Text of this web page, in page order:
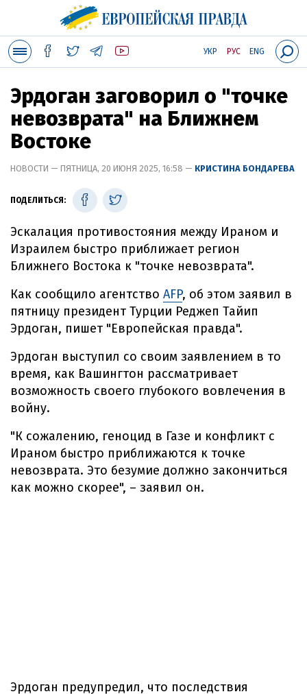
УКР РУС ENG
Эрдоган заговорил о "точке
невозврата" на Ближнем
Востоке
НОВОСТИ — ПЯТНИЦА, 20 ИЮНЯ 2025, 16:58 — КРИСТИНА БОНДАРЕВА
ПОДЕЛИТЬСЯ:
Эскалация противостояния между Ираном и
Израилем быстро приближает регион
Ближнего Востока к "точке невозврата".
Как сообщило агентство AFP, об этом заявил в
пятницу президент Турции Реджеп Тайип
Эрдоган, пишет "Европейская правда".
Эрдоган выступил со своим заявлением в то
время, как Вашингтон рассматривает
возможность своего глубокого вовлечения в
войну.
"К сожалению, геноцид в Газе и конфликт с
Ираном быстро приближаются к точке
невозврата. Это безумие должно закончиться
как можно скорее", – заявил он.
Эрдоган предупредил, что последствия